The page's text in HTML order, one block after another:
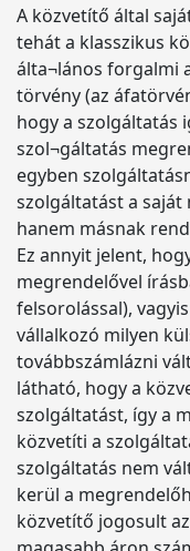
A közvetítő által
tehát a klasszikus
álta¬lános forgalmi
törvény (az
hogy a szolgáltatás
szol¬gáltatás
egyben
szolgáltatást a saját
hanem másnak
Ez annyit jelent,
megrendelővel
felsorolással),
vállalkozó milyen
továbbszámlázni
látható, hogy a
szolgáltatást, így a
közvetíti a
szolgáltatás nem
kerül a
közvetítő jogosult